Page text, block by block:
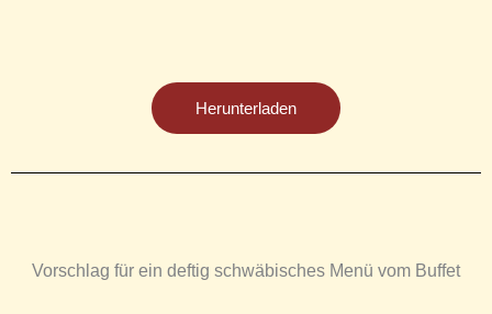
Herunterladen
Vorschlag für ein deftig schwäbisches Menü vom Buffet